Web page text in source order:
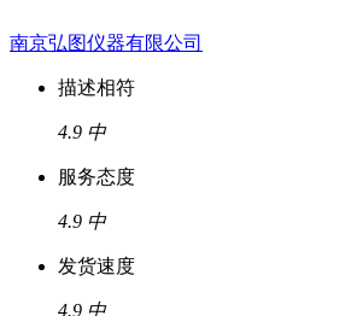
南京弘图仪器有限公司
描述相符
4.9 中
服务态度
4.9 中
发货速度
4.9 中